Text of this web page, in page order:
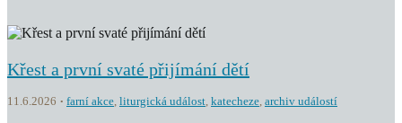
Křest a první svaté přijímání dětí
11.6.2026 farní akce, liturgická událost, katecheze, archiv událostí